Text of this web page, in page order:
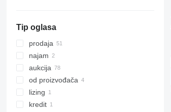
Tip oglasa
prodaja
najam
aukcija
od proizvođača
lizing
kredit